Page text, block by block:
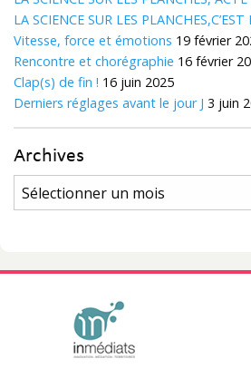
LA SCIENCE SUR LES PLANCHES,C’EST
Vitesse, force et émotions 19 février
Rencontre et chorégraphie 16 février
Clap(s) de fin ! 16 juin 2025
Derniers réglages avant le jour J 3 juin
Archives
Archives